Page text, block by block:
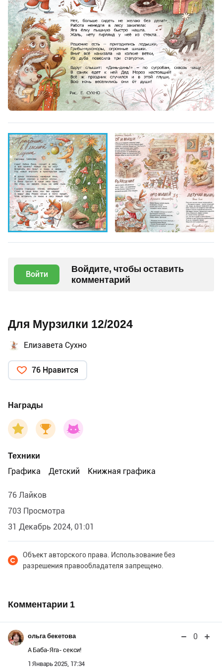
Войти
Войдите, чтобы оставить
комментарий
Для Мурзилки 12/2024
Елизавета Сухно
76 Нравится
Награды
Техники
Графика
Детский Книжная графика
76 Лайков
703 Просмотра
31 Декабрь 2024, 01:01
Объект авторского права. Использование без
разрешения правообладателя запрещено.
Комментарии 1
ольга бекетова 0
А Баба-Яга- секси!
1 Январь 2025, 17:34